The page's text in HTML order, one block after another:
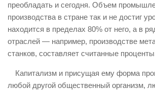
преобладать и сегодня. Объем
производства в стране так и не достиг
находится в пределах 80% от него, а в
отраслей — например, производстве
станков, составляет считанные
Капитализм и присущая ему форма
любой другой общественный организм,